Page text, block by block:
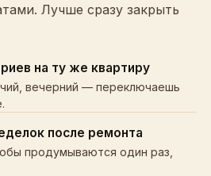
Лучше сразу закрыть
на ту же квартиру
вечерний — переключаешь
после ремонта
продумываются один раз,